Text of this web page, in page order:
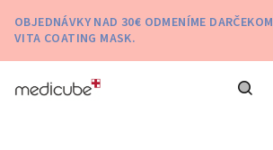
obsah
OBJEDNÁVKY NAD 30€ ODMENÍME
VITA COATING MASK.